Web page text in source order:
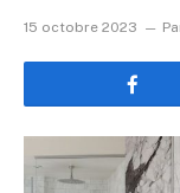
15 octobre 2023